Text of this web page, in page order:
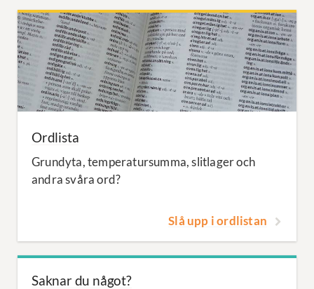
Ordlista
Grundyta, temperatursumma, slitlager och
andra svåra ord?
Slå upp i ordlistan
Saknar du något?